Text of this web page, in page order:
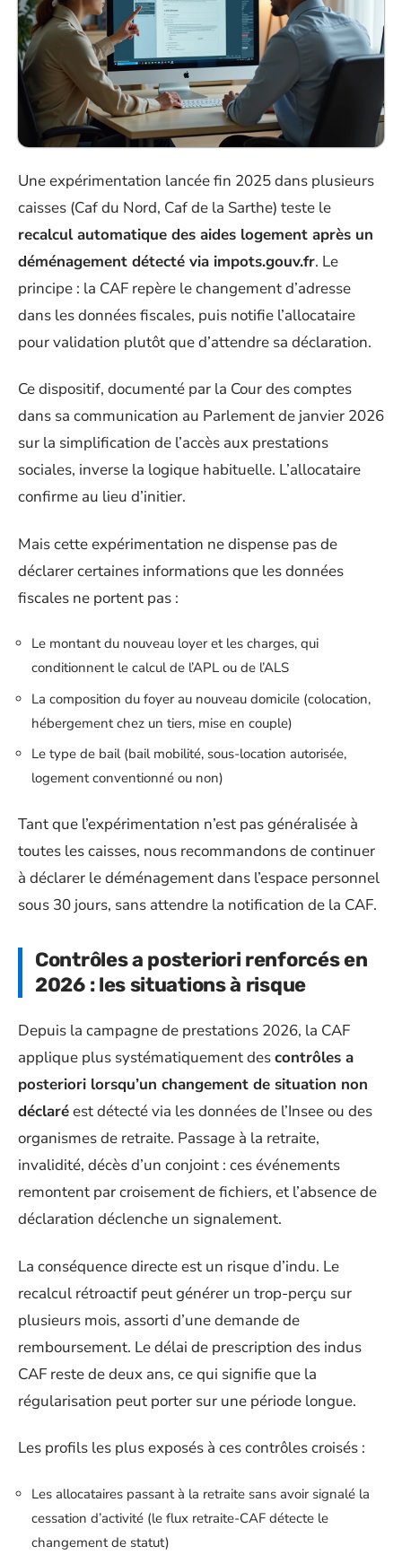
Une expérimentation lancée fin 2025 dans plusieurs
caisses (Caf du Nord, Caf de la Sarthe) teste le
recalcul automatique des aides logement après un
déménagement détecté via impots.gouv.fr. Le
principe : la CAF repère le changement d’adresse
dans les données fiscales, puis notifie l’allocataire
pour validation plutôt que d’attendre sa déclaration.
Ce dispositif, documenté par la Cour des comptes
dans sa communication au Parlement de janvier 2026
sur la simplification de l’accès aux prestations
sociales, inverse la logique habituelle. L’allocataire
confirme au lieu d’initier.
Mais cette expérimentation ne dispense pas de
déclarer certaines informations que les données
fiscales ne portent pas :
Le montant du nouveau loyer et les charges, qui
conditionnent le calcul de l’APL ou de l’ALS
La composition du foyer au nouveau domicile (colocation,
hébergement chez un tiers, mise en couple)
Le type de bail (bail mobilité, sous-location autorisée,
logement conventionné ou non)
Tant que l’expérimentation n’est pas généralisée à
toutes les caisses, nous recommandons de continuer
à déclarer le déménagement dans l’espace personnel
sous 30 jours, sans attendre la notification de la CAF.
Contrôles a posteriori renforcés en
2026 : les situations à risque
Depuis la campagne de prestations 2026, la CAF
applique plus systématiquement descontrôles a
posteriori lorsqu’un changement de situation non
déclaréest détecté via les données de l’Insee ou des
organismes de retraite. Passage à la retraite,
invalidité, décès d’un conjoint : ces événements
remontent par croisement de fichiers, et l’absence de
déclaration déclenche un signalement.
La conséquence directe est un risque d’indu. Le
recalcul rétroactif peut générer un trop-perçu sur
plusieurs mois, assorti d’une demande de
remboursement. Le délai de prescription des indus
CAF reste de deux ans, ce qui signifie que la
régularisation peut porter sur une période longue.
Les profils les plus exposés à ces contrôles croisés :
Les allocataires passant à la retraite sans avoir signalé la
cessation d’activité (le flux retraite-CAF détecte le
changement de statut)